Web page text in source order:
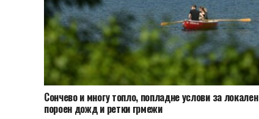
Сончево и многу топло, попладне услови за локален
пороен дожд и ретки грмежи